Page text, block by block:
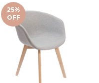
25%
OFF